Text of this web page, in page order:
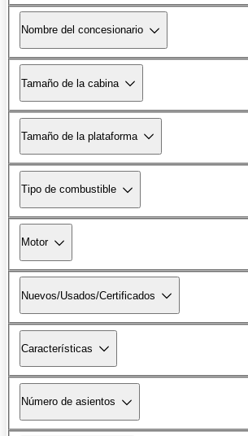
Nombre del concesionario
Tamaño de la cabina
Tamaño de la plataforma
Tipo de combustible
Motor
Nuevos/Usados/Certificados
Características
Número de asientos